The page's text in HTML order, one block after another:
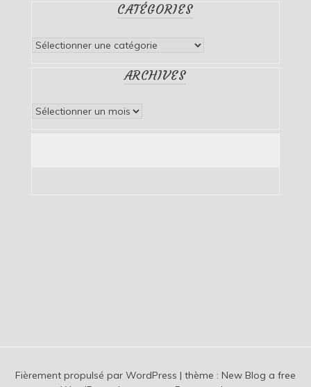
CATÉGORIES
Catégories
ARCHIVES
Archives
Fièrement propulsé par WordPress | thème : New Blog a free